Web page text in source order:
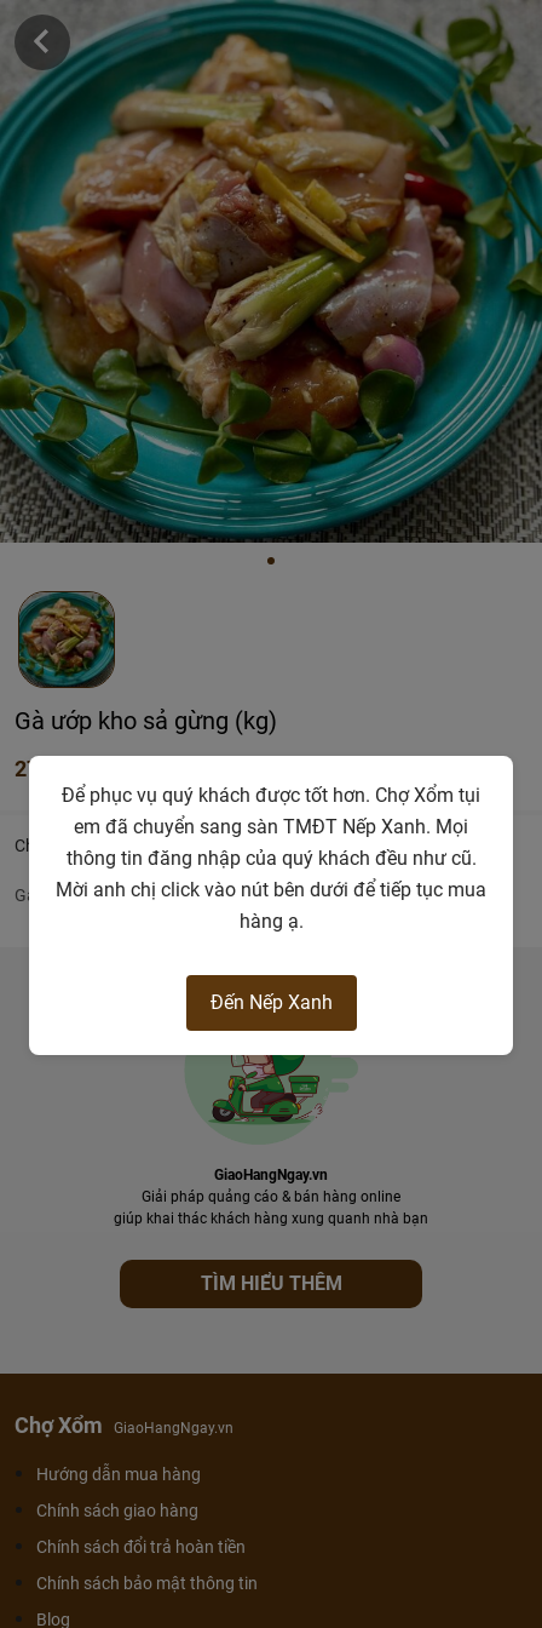
Gà ướp kho sả gừng (kg)
276.000đ
Chi tiết
Gà ướp kho sả gừng
GiaoHangNgay.vn
Giải pháp quảng cáo & bán hàng online
giúp khai thác khách hàng xung quanh nhà bạn
TÌM HIỂU THÊM
Chợ Xổm GiaoHangNgay.vn
Hướng dẫn mua hàng
Chính sách giao hàng
Chính sách đổi trả hoàn tiền
Chính sách bảo mật thông tin
Blog
Để phục vụ quý khách được tốt hơn. Chợ Xổm tụi
em đã chuyển sang sàn TMĐT Nếp Xanh. Mọi
thông tin đăng nhập của quý khách đều như cũ.
Mời anh chị click vào nút bên dưới để tiếp tục mua
hàng ạ.
Đến Nếp Xanh